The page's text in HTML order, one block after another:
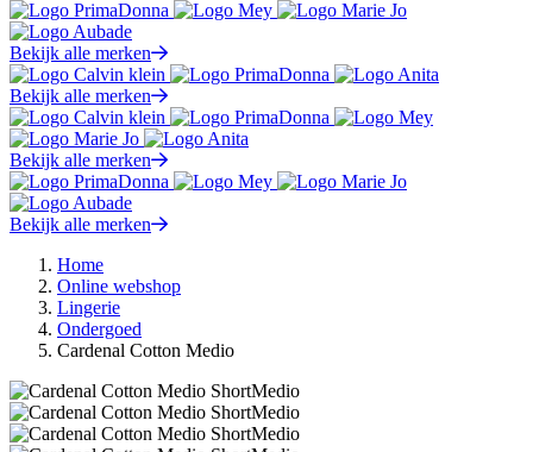
Bekijk alle merken
Bekijk alle merken
Bekijk alle merken
Bekijk alle merken
Home
Online webshop
Lingerie
Ondergoed
Cardenal Cotton Medio